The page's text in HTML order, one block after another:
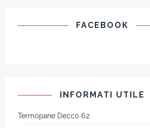
FACEBOOK
INFORMATI UTILE
Termopane Decco 62